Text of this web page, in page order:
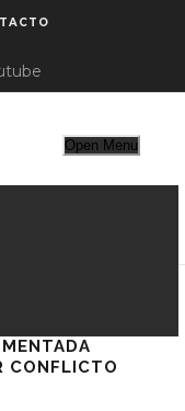
Open Menu
CONFLICTO